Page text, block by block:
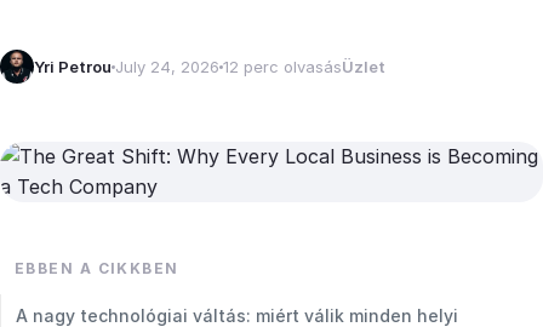
Yri Petrou July 24, 2026 12 perc olvasásÜzlet
EBBEN A CIKKBEN
A nagy technológiai váltás: miért válik minden helyi